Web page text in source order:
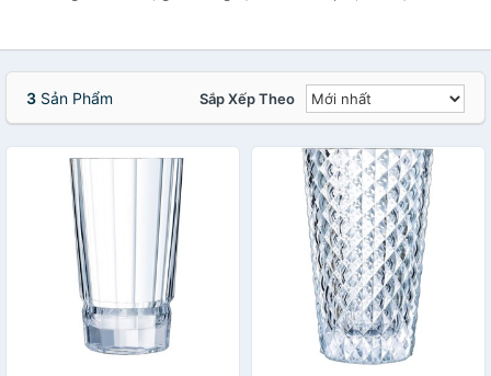
3 Sản Phẩm Sắp Xếp Theo